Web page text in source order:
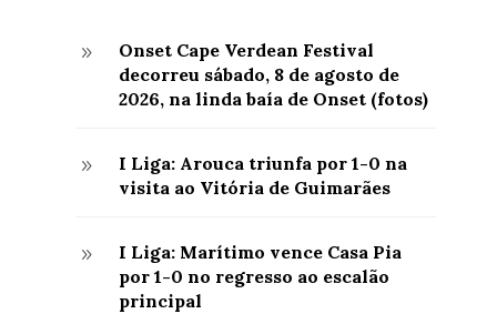
9
Onset Cape Verdean Festival
decorreu sábado, 8 de agosto de
2026, na linda baía de Onset (fotos)
9
I Liga: Arouca triunfa por 1-0 na
visita ao Vitória de Guimarães
9
I Liga: Marítimo vence Casa Pia
por 1-0 no regresso ao escalão
principal